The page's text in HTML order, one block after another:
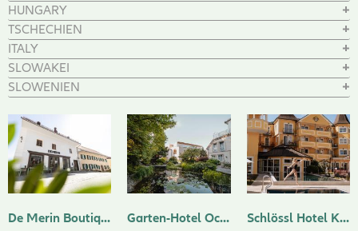
HUNGARY
TSCHECHIEN
ITALY
SLOWAKEI
SLOWENIEN
De Merin Boutique Hotel Straden Garten-Hotel Ochensberger **** Schlössl Hotel Kindl ****